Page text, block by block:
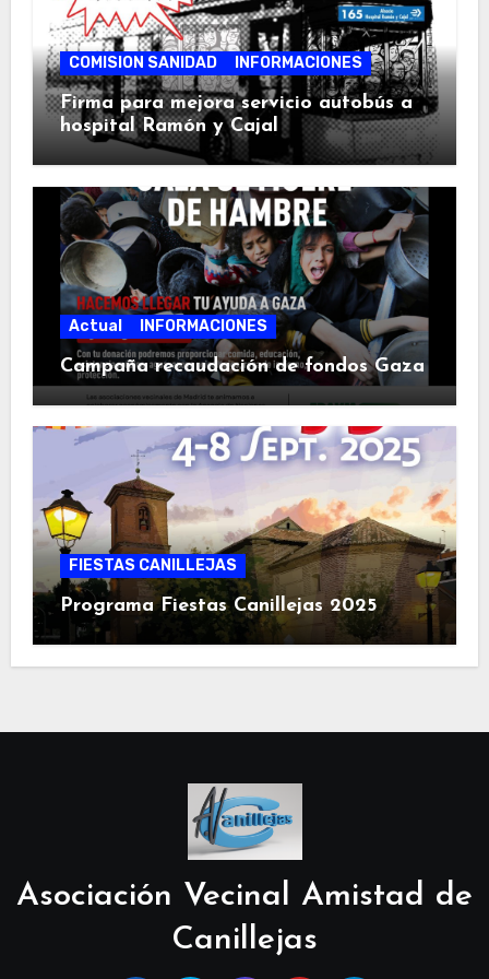
COMISION SANIDAD INFORMACIONES
Firma para mejora servicio autobús a
hospital Ramón y Cajal
Actual INFORMACIONES
Campaña recaudación de fondos Gaza
FIESTAS CANILLEJAS
Programa Fiestas Canillejas 2025
Asociación Vecinal Amistad de
Canillejas